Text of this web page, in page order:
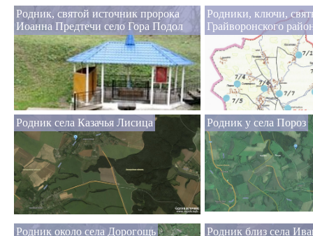
Родник, святой источник пророка
Иоанна Предтечи село Гора Подол
Родники, ключи,
Грайворонского
Родник села Казачья Лисица Родник у села Пороз
Родник около села Дорогощь Родник близ села